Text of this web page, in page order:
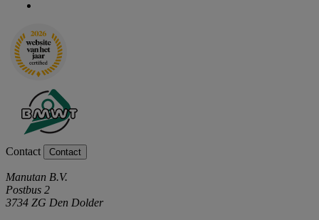
Contact Contact
Manutan B.V.
Postbus 2
3734 ZG Den Dolder